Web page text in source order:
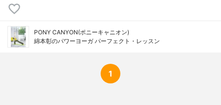
PONY CANYON(ポニーキャニオン)
綿本彰のパワーヨーガ パーフェクト・レッスン
1